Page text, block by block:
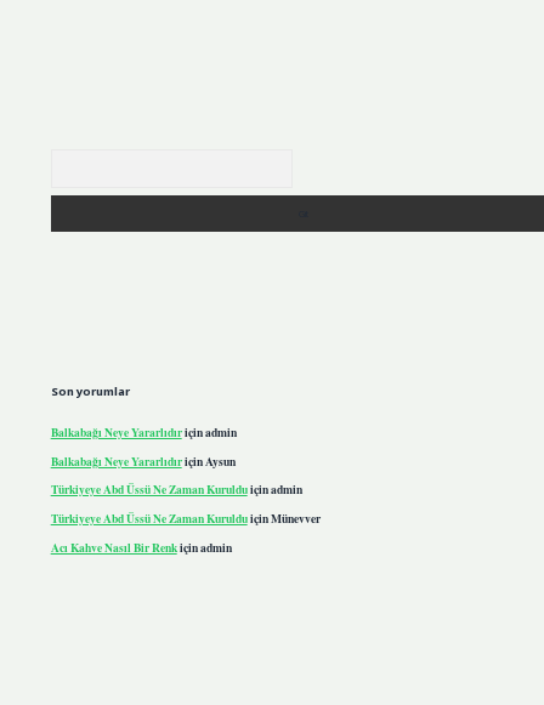
Son yorumlar
Balkabağı Neye Yararlıdıriçinadmin
Balkabağı Neye Yararlıdıriçin Aysun
Türkiyeye Abd Üssü Ne Zaman Kurulduiçinadmin
Türkiyeye Abd Üssü Ne Zaman KurulduiçinMünevver
Acı Kahve Nasıl Bir Renkiçinadmin